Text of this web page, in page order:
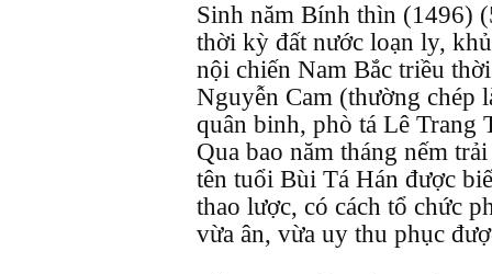
Sinh năm Bính thìn (1496)
thời kỳ đất nước loạn ly,
nội chiến Nam Bắc triều
Nguyễn Cam (thường chép
quân binh, phò tá Lê Trang
Qua bao năm tháng nếm
tên tuổi Bùi Tá Hán được
thao lược, có cách tổ chức
vừa ân, vừa uy thu phục